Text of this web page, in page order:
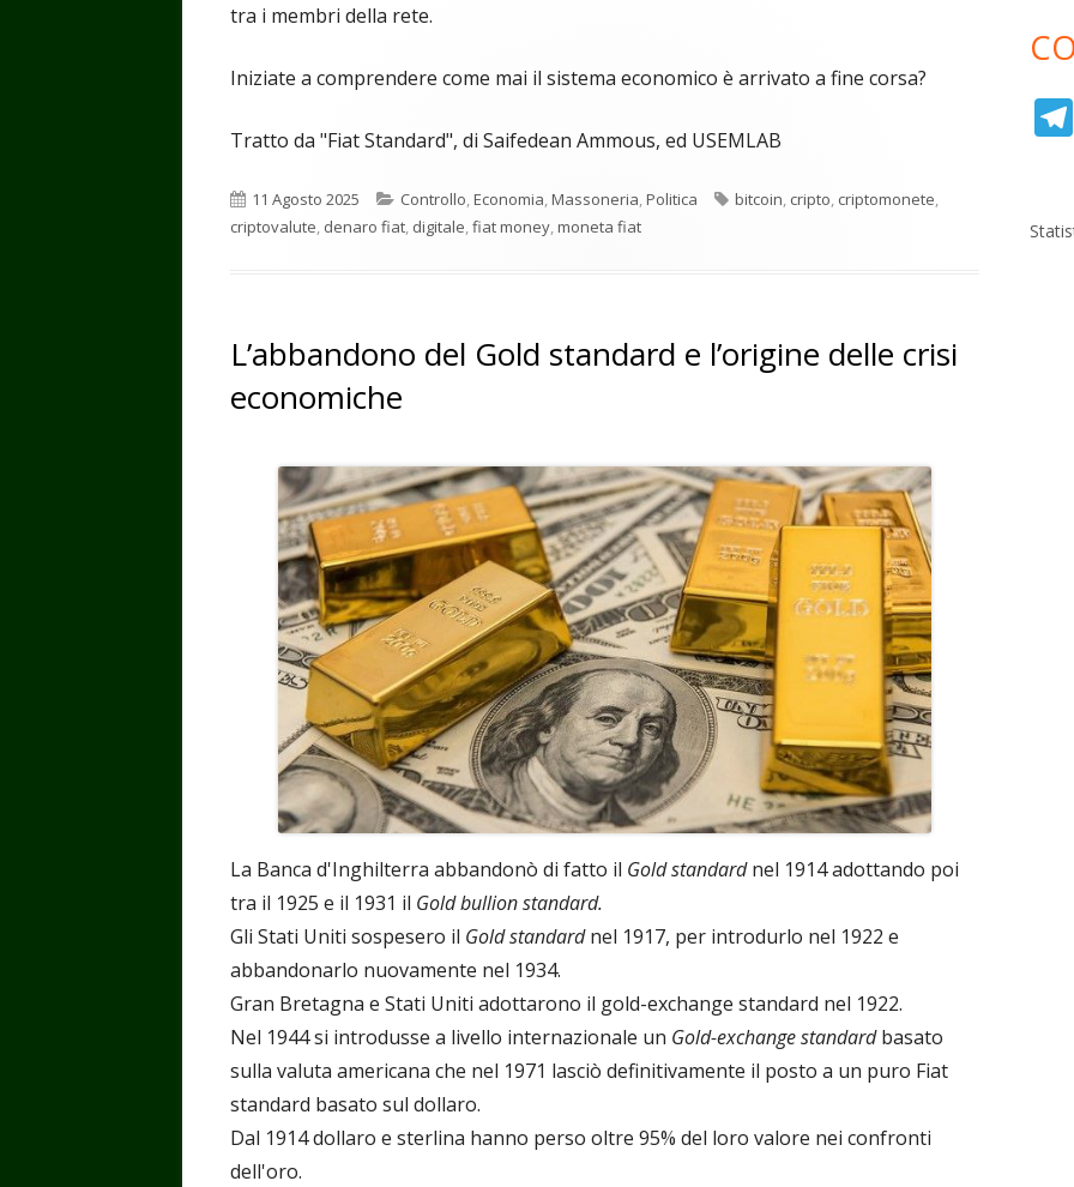
tra i membri della rete.
Iniziate a comprendere come mai il sistema economico è arrivato a fine corsa?
Tratto da "Fiat Standard", di Saifedean Ammous, ed USEMLAB
Pubblicato
11 Agosto 2025 Categorie
Controllo,Economia,Massoneria,Politica Tag
bitcoin, cripto, criptomonete,
criptovalute, denaro fiat, digitale,fiat money,moneta fiat
L’abbandono del Gold standard e l’origine delle crisi
economiche
La Banca d'Inghilterra abbandonò di fatto il Gold standardnel 1914 adottando poi
tra il 1925 e il 1931 il Gold bullion standard.
Gli Stati Uniti sospesero il Gold standardnel 1917, per introdurlo nel 1922 e
abbandonarlo nuovamente nel 1934.
Gran Bretagna e Stati Uniti adottarono il gold-exchange standard nel 1922.
Nel 1944 si introdusse a livello internazionale un Gold-exchange standardbasato
sulla valuta americana che nel 1971 lasciò definitivamente il posto a un puro Fiat
standard basato sul dollaro.
Dal 1914 dollaro e sterlina hanno perso oltre 95% del loro valore nei confronti
dell'oro.